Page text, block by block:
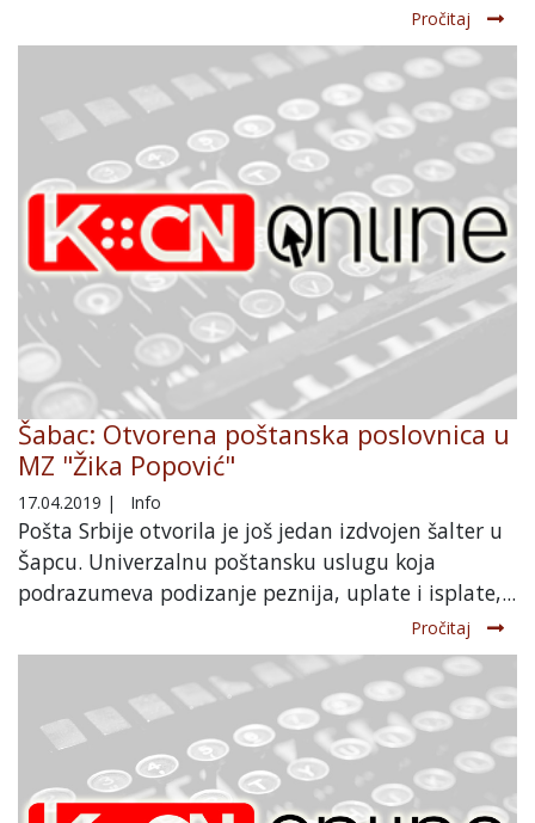
Pročitaj
Šabac: Otvorena poštanska poslovnica u
MZ "Žika Popović"
17.04.2019 | Info
Pošta Srbije otvorila je još jedan izdvojen šalter u
Šapcu. Univerzalnu poštansku uslugu koja
podrazumeva podizanje peznija, uplate i isplate,...
Pročitaj